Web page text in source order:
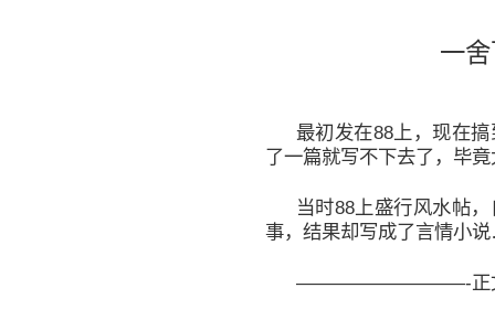
一
最初发在88上，现在
了一篇就写不下去了，毕
当时88上盛行风水帖
事，结果却写成了言情小
—————————-正